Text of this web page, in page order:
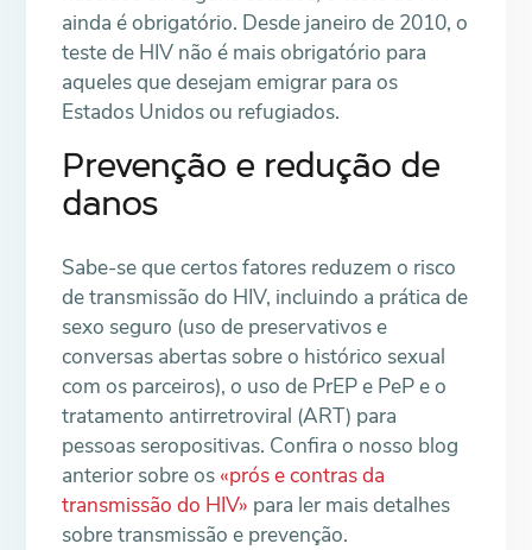
ainda é obrigatório. Desde janeiro de 2010, o
teste de HIV não é mais obrigatório para
aqueles que desejam emigrar para os
Estados Unidos ou refugiados.
Prevenção e redução de
danos
Sabe-se que certos fatores reduzem o risco
de transmissão do HIV, incluindo a prática de
sexo seguro (uso de preservativos e
conversas abertas sobre o histórico sexual
com os parceiros), o uso de PrEP e PeP e o
tratamento antirretroviral (ART) para
pessoas seropositivas. Confira o nosso blog
anterior sobre os «prós e contras da
transmissão do HIV» para ler mais detalhes
sobre transmissão e prevenção.